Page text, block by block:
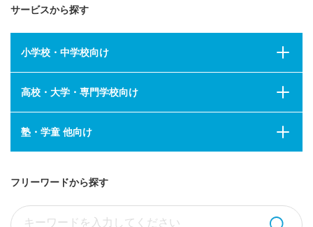
サービスから探す
小学校・中学校向け
高校・大学・専門学校向け
塾・学童 他向け
フリーワードから探す